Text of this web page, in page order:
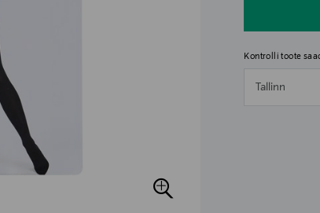
Kontrolli toote
Tallinn